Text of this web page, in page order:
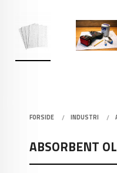
FORSIDE INDUSTRI
ABSORBENT